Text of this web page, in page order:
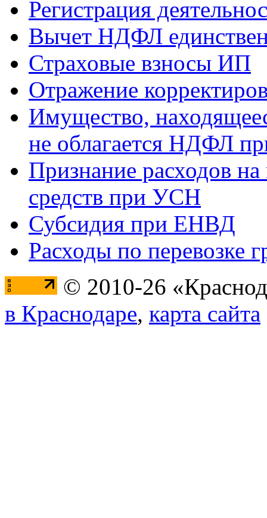
Регистрация
Вычет НДФЛ
Страховые взносы ИП
Отражение
Имущество,
не облагается НДФЛ
Признание расходов
средств при УСН
Субсидия при ЕНВД
Расходы по перевозке
© 2010-26
в Краснодаре, карта сайта